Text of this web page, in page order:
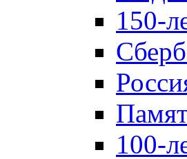
150-
100-